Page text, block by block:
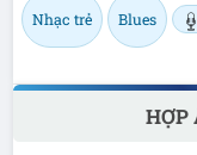
Nhạc trẻ Blues
HỢP